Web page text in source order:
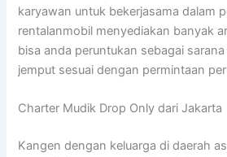
karyawan untuk bekerjasama dalam
rentalanmobil menyediakan banyak
bisa anda peruntukan sebagai
jemput sesuai dengan permintaan
Charter Mudik Drop Only dari Jakarta
Kangen dengan keluarga di daerah